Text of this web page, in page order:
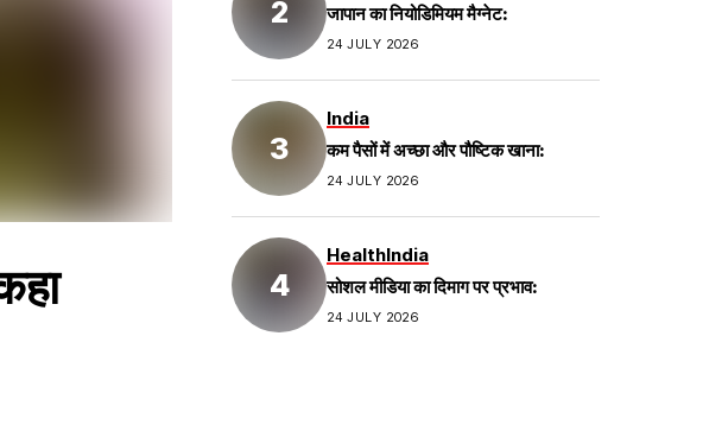
जापान का नियोडिमियम मैग्नेट:
24 JULY 2026
India
कम पैसों में अच्छा और पौष्टिक खाना:
24 JULY 2026
HealthIndia
सोशल मीडिया का दिमाग पर प्रभाव:
24 JULY 2026